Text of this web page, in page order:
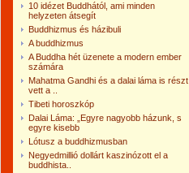
10 idézet Buddhától, ami minden
helyzeten átsegít
Buddhizmus és házibuli
A buddhizmus
A Buddha hét üzenete a modern ember
számára
Mahatma Gandhi és a dalai láma is részt
vett a ..
Tibeti horoszkóp
Dalai Láma: „Egyre nagyobb házunk, s
egyre kisebb
Lótusz a buddhizmusban
Negyedmillió dollárt kaszinózott el a
buddhista..